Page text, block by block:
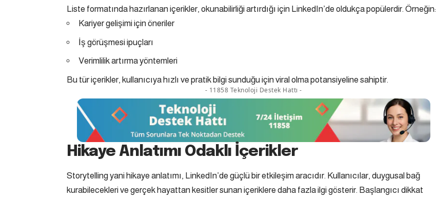
Liste formatında hazırlanan içerikler, okunabilirliği artırdığı için LinkedIn’de oldukça popülerdir. Örneğin:
Kariyer gelişimi için öneriler
İş görüşmesi ipuçları
Verimlilik artırma yöntemleri
Bu tür içerikler, kullanıcıya hızlı ve pratik bilgi sunduğu için viral olma potansiyeline sahiptir.
- 11858 Teknoloji Destek Hattı -
Hikaye Anlatımı Odaklı İçerikler
Storytelling yani hikaye anlatımı, LinkedIn’de güçlü bir etkileşim aracıdır. Kullanıcılar, duygusal bağ
kurabilecekleri ve gerçek hayattan kesitler sunan içeriklere daha fazla ilgi gösterir. Başlangıcı dikkat